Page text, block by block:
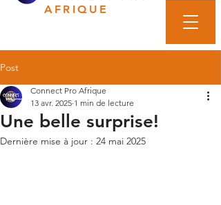
AFRIQUE
Post
Une belle surprise!
Connect Pro Afrique
13 avr. 2025 1 min de lecture
Dernière mise à jour : 24 mai 2025